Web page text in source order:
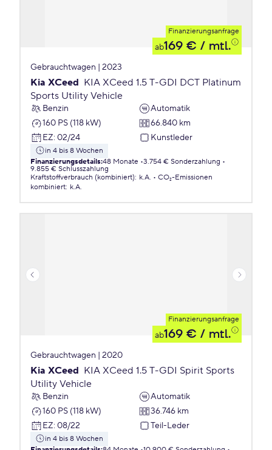
Finanzierungsanfrage
ab169 € / mtl.
Gebrauchtwagen | 2023
Kia XCeed KIA XCeed 1.5 T-GDI DCT Platinum
Sports Utility Vehicle
Benzin
Automatik
160 PS (118 kW)
66.840 km
EZ: 02/24 Kunstleder
in 4 bis 8 Wochen
Finanzierungsdetails:48 Monate 3.754 € Sonderzahlung
9.855 € Schlusszahlung
Kraftstoffverbrauch (kombiniert): k.A.
CO₂-Emissionen
kombiniert: k.A.
Finanzierungsanfrage
ab169 € / mtl.
Gebrauchtwagen | 2020
Kia XCeed KIA XCeed 1.5 T-GDI Spirit Sports
Utility Vehicle
Benzin
Automatik
160 PS (118 kW)
36.746 km
EZ: 08/22 Teil-Leder
in 4 bis 8 Wochen